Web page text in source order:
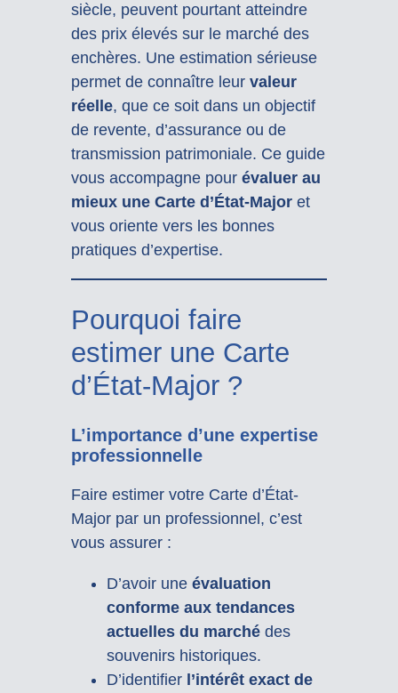
siècle, peuvent pourtant atteindre
des prix élevés sur le marché des
enchères. Une estimation sérieuse
permet de connaître leur valeur
réelle, que ce soit dans un objectif
de revente, d’assurance ou de
transmission patrimoniale. Ce guide
vous accompagne pour évaluer au
mieux une Carte d’État-Majoret
vous oriente vers les bonnes
pratiques d’expertise.
Pourquoi faire
estimer une Carte
d’État-Major ?
L’importance d’une expertise
professionnelle
Faire estimer votre Carte d’État-
Major par un professionnel, c’est
vous assurer :
D’avoir une évaluation
conforme aux tendances
actuelles du marchédes
souvenirs historiques.
D’identifier l’intérêt exact de